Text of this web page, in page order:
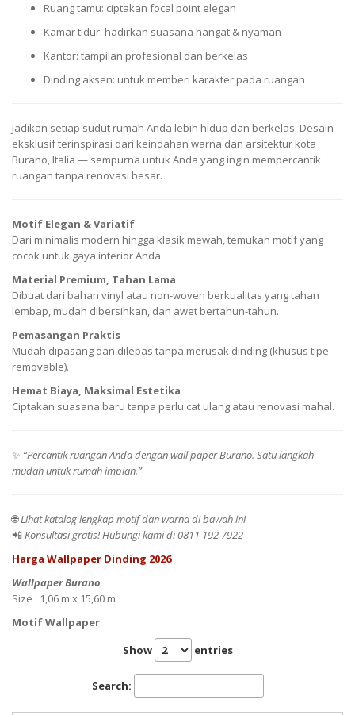
Ruang tamu: ciptakan focal point elegan
Kamar tidur: hadirkan suasana hangat & nyaman
Kantor: tampilan profesional dan berkelas
Dinding aksen: untuk memberi karakter pada ruangan
Jadikan setiap sudut rumah Anda lebih hidup dan berkelas. Desain
eksklusif terinspirasi dari keindahan warna dan arsitektur kota
Burano, Italia — sempurna untuk Anda yang ingin mempercantik
ruangan tanpa renovasi besar.
Motif Elegan & Variatif
Dari minimalis modern hingga klasik mewah, temukan motif yang
cocok untuk gaya interior Anda.
Material Premium, Tahan Lama
Dibuat dari bahan vinyl atau non-woven berkualitas yang tahan
lembap, mudah dibersihkan, dan awet bertahun-tahun.
Pemasangan Praktis
Mudah dipasang dan dilepas tanpa merusak dinding (khusus tipe
removable).
Hemat Biaya, Maksimal Estetika
Ciptakan suasana baru tanpa perlu cat ulang atau renovasi mahal.
✨ “Percantik ruangan Anda dengan wall paper Burano. Satu langkah
mudah untuk rumah impian.”
🌐Lihat katalog lengkap motif dan warna di bawah ini
📲Konsultasi gratis! Hubungi kami di 0811 192 7922
Harga Wallpaper Dinding 2026
Wallpaper Burano
Size : 1,06 m x 15,60 m
Motif Wallpaper
Show
entries
Search: